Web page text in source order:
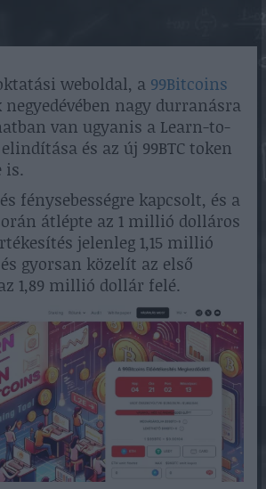
weboldal, a 99Bitcoins
nagy durranásra
van ugyanis a Learn-to-
és az új 99BTC token
is.
fénysebességre kapcsolt, és a
átlépte az 1 millió dolláros
jelenleg 1,15 millió
gyorsan közelít az első
1,89 millió dollár felé.